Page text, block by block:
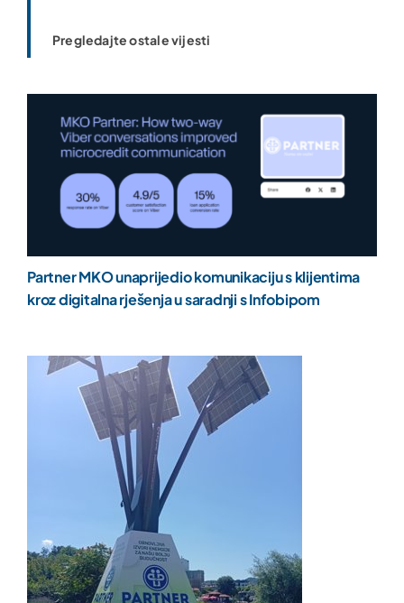
Pregledajte ostale vijesti
Partner MKO unaprijedio komunikaciju s klijentima
kroz digitalna rješenja u saradnji s Infobipom